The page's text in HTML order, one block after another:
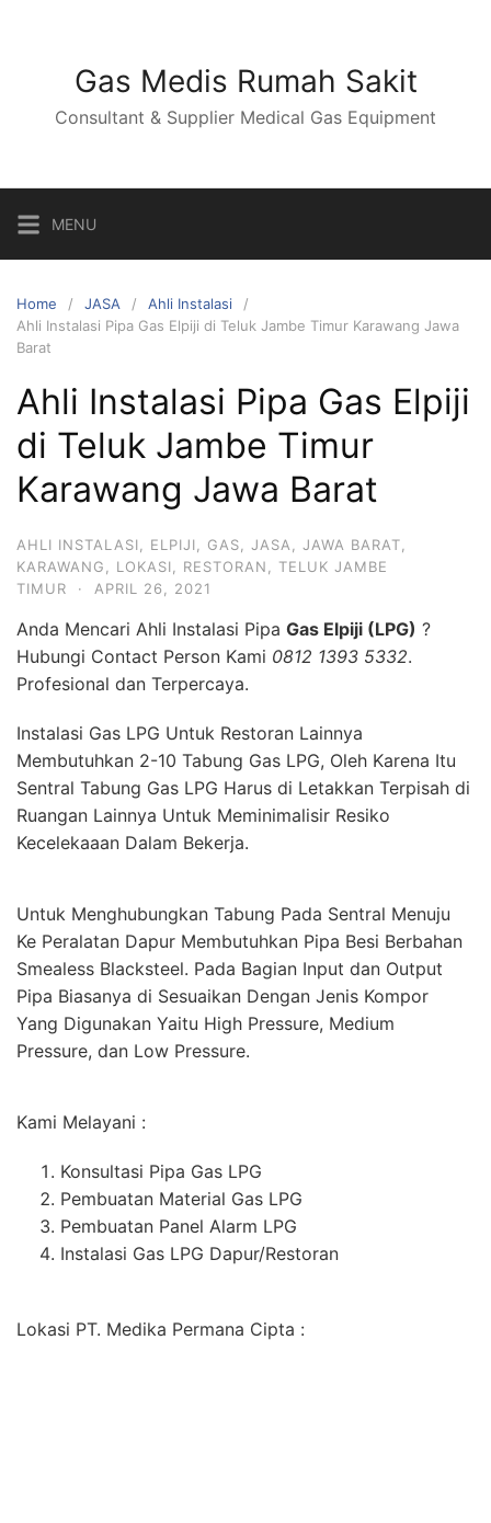
Gas Medis Rumah Sakit
Consultant & Supplier Medical Gas Equipment
MENU
Home JASA
Ahli Instalasi
Ahli Instalasi Pipa Gas Elpiji di Teluk Jambe Timur Karawang Jawa
Barat
Ahli Instalasi Pipa Gas Elpiji
di Teluk Jambe Timur
Karawang Jawa Barat
AHLI INSTALASI ELPIJI GAS JASA JAWA BARAT
KARAWANG
LOKASI RESTORAN
TELUK JAMBE
TIMUR
· APRIL 26, 2021
Anda Mencari Ahli Instalasi Pipa Gas Elpiji (LPG) ?
Hubungi Contact Person Kami 0812 1393 5332.
Profesional dan Terpercaya.
Instalasi Gas LPG Untuk Restoran Lainnya
Membutuhkan 2-10 Tabung Gas LPG, Oleh Karena Itu
Sentral Tabung Gas LPG Harus di Letakkan Terpisah di
Ruangan Lainnya Untuk Meminimalisir Resiko
Kecelekaaan Dalam Bekerja.
Untuk Menghubungkan Tabung Pada Sentral Menuju
Ke Peralatan Dapur Membutuhkan Pipa Besi Berbahan
Smealess Blacksteel. Pada Bagian Input dan Output
Pipa Biasanya di Sesuaikan Dengan Jenis Kompor
Yang Digunakan Yaitu High Pressure, Medium
Pressure, dan Low Pressure.
Kami Melayani :
Konsultasi Pipa Gas LPG
Pembuatan Material Gas LPG
Pembuatan Panel Alarm LPG
Instalasi Gas LPG Dapur/Restoran
Lokasi PT. Medika Permana Cipta :